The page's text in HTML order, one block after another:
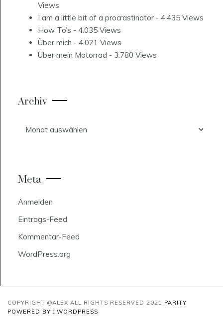
Views
I am a little bit of a procrastinator - 4.435 Views
How To’s - 4.035 Views
Über mich - 4.021 Views
Über mein Motorrad - 3.780 Views
Archiv
Meta
Anmelden
Eintrags-Feed
Kommentar-Feed
WordPress.org
COPYRIGHT @ALEX ALL RIGHTS RESERVED 2021 PARITY
POWERED BY : WORDPRESS